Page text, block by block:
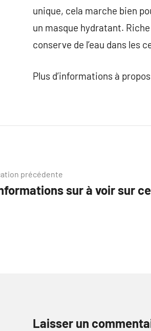
unique, cela marche bien
un masque hydratant.
conserve de l’eau dans les
Plus d’informations à
précédente
sur à voir sur
Laisser un